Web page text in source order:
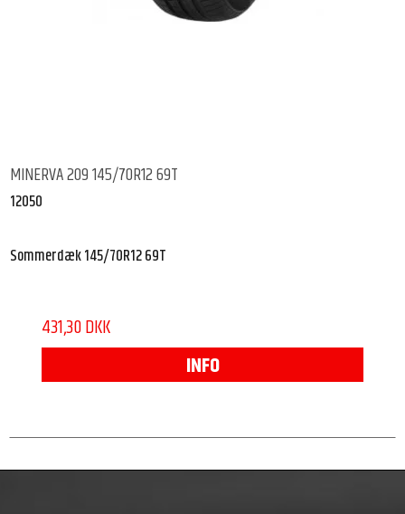
MINERVA 209 145/70R12 69T
12050
Sommerdæk 145/70R12 69T
431,30 DKK
INFO